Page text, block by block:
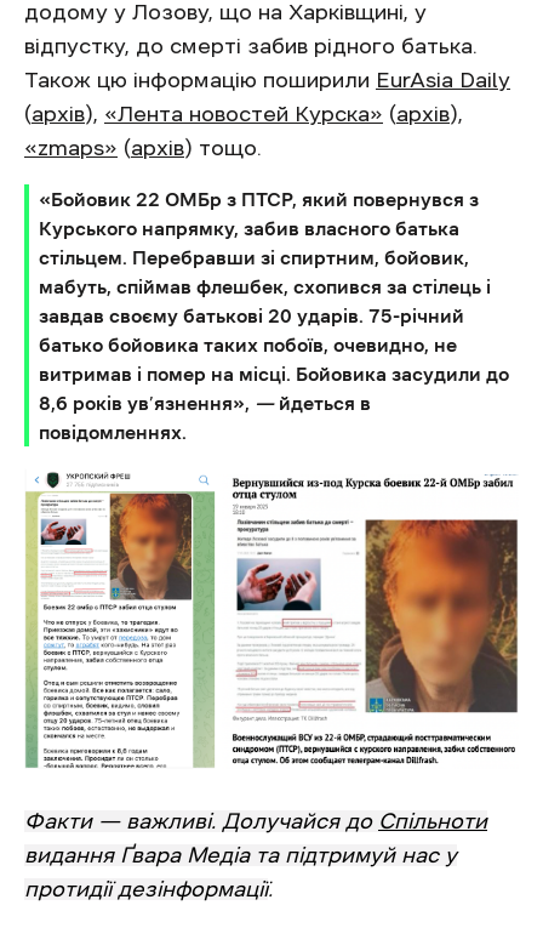
додому у Лозову, що на Харківщині, у
відпустку, до смерті забив рідного батька.
Також цю інформацію поширили EurAsia Daily
(архів), «Лента новостей Курска» (архів),
«zmaps» (архів) тощо.
«Бойовик 22 ОМБр з ПТСР, який повернувся з
Курського напрямку, забив власного батька
стільцем. Перебравши зі спиртним, бойовик,
мабуть, спіймав флешбек, схопився за стілець і
завдав своєму батькові 20 ударів. 75-річний
батько бойовика таких побоїв, очевидно, не
витримав і помер на місці. Бойовика засудили до
8,6 років ув’язнення», —йдеться в
повідомленнях.
Факти — важливі. Долучайся до Спільноти
видання Ґвара Медіа та підтримуй нас у
протидії дезінформації.